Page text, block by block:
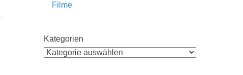
Filme
Kategorien